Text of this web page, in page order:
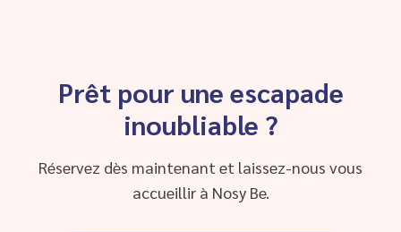
Prêt pour une escapade
inoubliable ?
Réservez dès maintenant et laissez-nous vous
accueillir à Nosy Be.